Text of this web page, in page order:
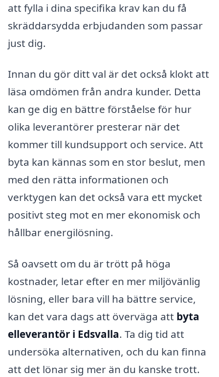
att fylla i dina specifika krav kan du få
skräddarsydda erbjudanden som passar
just dig.
Innan du gör ditt val är det också klokt att
läsa omdömen från andra kunder. Detta
kan ge dig en bättre förståelse för hur
olika leverantörer presterar när det
kommer till kundsupport och service. Att
byta kan kännas som en stor beslut, men
med den rätta informationen och
verktygen kan det också vara ett mycket
positivt steg mot en mer ekonomisk och
hållbar energilösning.
Så oavsett om du är trött på höga
kostnader, letar efter en mer miljövänlig
lösning, eller bara vill ha bättre service,
kan det vara dags att överväga att byta
elleverantör i Edsvalla. Ta dig tid att
undersöka alternativen, och du kan finna
att det lönar sig mer än du kanske trott.